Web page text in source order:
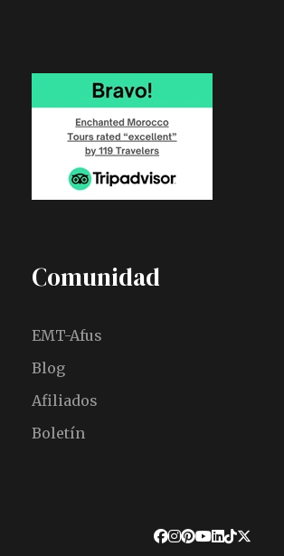
Comunidad
EMT-Afus
Blog
Afiliados
Boletín